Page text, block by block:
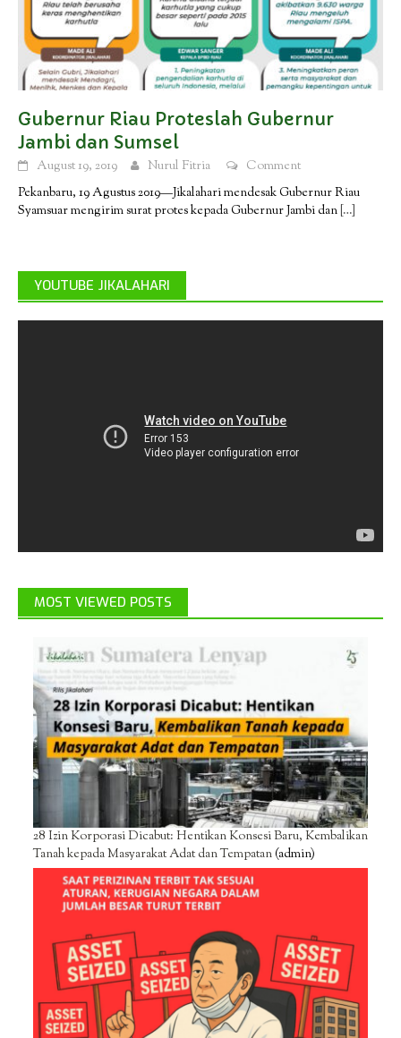
Gubernur Riau Proteslah Gubernur
Jambi dan Sumsel
August 19, 2019 Nurul Fitria
Comment
Pekanbaru, 19 Agustus 2019—Jikalahari mendesak Gubernur Riau
Syamsuar mengirim surat protes kepada Gubernur Jambi dan […]
YOUTUBE JIKALAHARI
MOST VIEWED POSTS
28 Izin Korporasi Dicabut: Hentikan Konsesi Baru, Kembalikan
Tanah kepada Masyarakat Adat dan Tempatan(admin)